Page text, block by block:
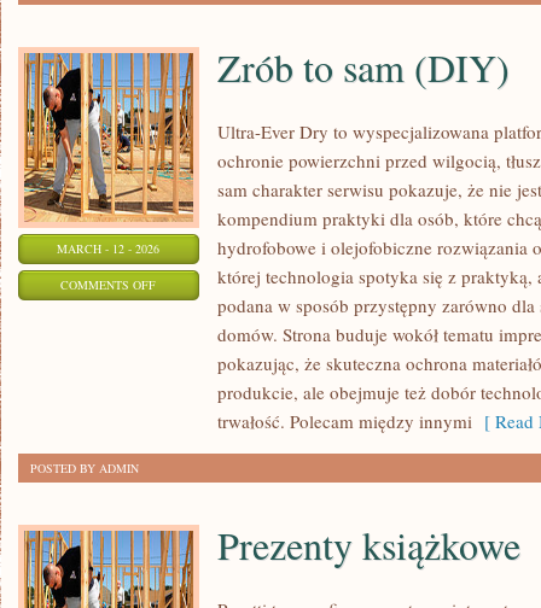
MARCH - 12 - 2026
COMMENTS OFFON
Zrób to sam (DIY)
Ultra-Ever Dry to wyspecjalizowana
ochronie powierzchni przed wilgocią,
sam charakter serwisu pokazuje, że nie
kompendium praktyki dla osób, które
hydrofobowe i olejofobiczne rozwiązania
której technologia spotyka się z praktyką,
podana w sposób przystępny zarówno
domów. Strona buduje wokół tematu
pokazując, że skuteczna ochrona
produkcie, ale obejmuje też dobór
trwałość. Polecam między innymi [ Read
POSTED BY ADMIN
Prezenty książkowe